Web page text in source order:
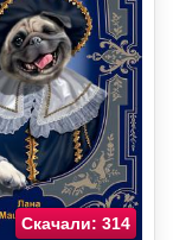
Скачали: 314